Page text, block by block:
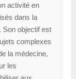
activité en
dans la
Son objectif est
complexes
la médecine,
les